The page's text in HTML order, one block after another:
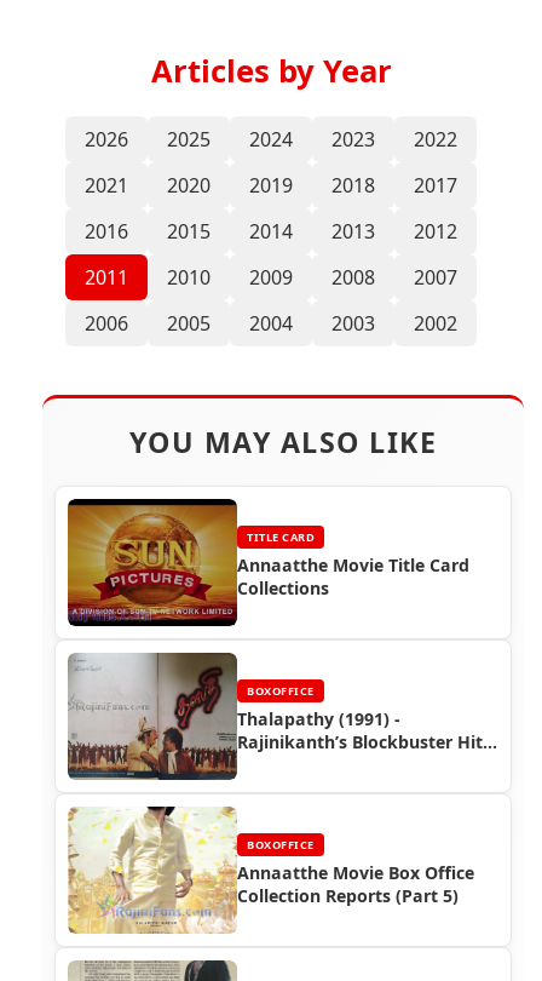
Articles by Year
2026 2025 2024 2023
2022
2021
2020 2019 2018
2017
2016
2015 2014 2013
2012
2011
2010 2009 2008
2007
2006
2005 2004 2003 2002
YOU MAY ALSO LIKE
TITLE CARD
Annaatthe Movie Title Card
Collections
BOXOFFICE
Thalapathy (1991) -
Rajinikanth’s Blockbuster Hit
BOXOFFICE
Annaatthe Movie Box Office
Collection Reports (Part 5)